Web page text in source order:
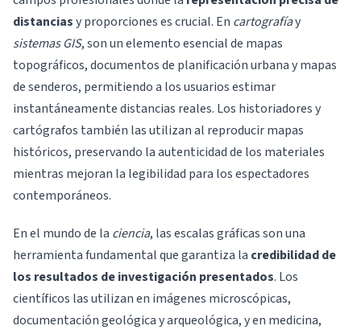
distanciasy proporciones es crucial. En cartografíay
sistemas GIS, son un elemento esencial de mapas
topográficos, documentos de planificación urbana y mapas
de senderos, permitiendo a los usuarios estimar
instantáneamente distancias reales. Los historiadores y
cartógrafos también las utilizan al reproducir mapas
históricos, preservando la autenticidad de los materiales
mientras mejoran la legibilidad para los espectadores
contemporáneos.
En el mundo de la ciencia, las escalas gráficas son una
herramienta fundamental que garantiza la credibilidad de
los resultados de investigación presentados. Los
científicos las utilizan en imágenes microscópicas,
documentación geológica y arqueológica, y en medicina,